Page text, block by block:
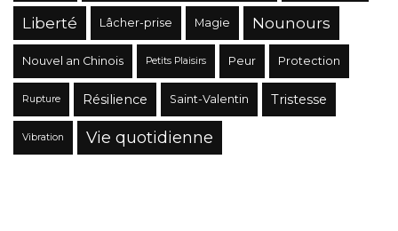
Liberté Lâcher-prise Magie Nounours
Nouvel an Chinois Petits Plaisirs Peur Protection
Rupture Résilience Saint-Valentin Tristesse
Vibration Vie quotidienne